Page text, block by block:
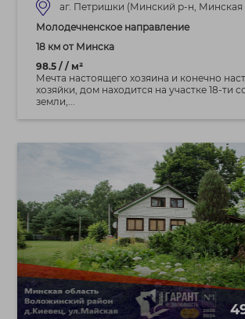
аг. Петришки (Минский р-н, Минская
Молодечненское направление
18 км от Минска
98.5 / / м²
Мечта настоящего хозяина и конeчно
хозяйки, дом находится на участке 18-ти
земли,...